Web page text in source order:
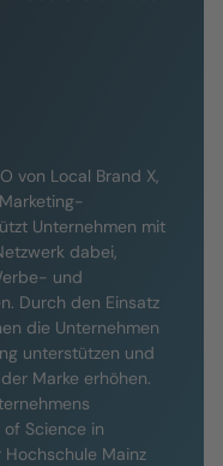
von Local Brand X,
Unternehmen mit
dabei,
und
Durch den Einsatz
die Unternehmen
unterstützen und
Marke erhöhen.
of Science in
Mainz